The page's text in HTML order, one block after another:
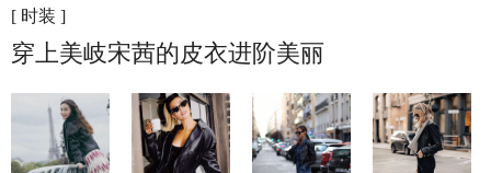
[ 时装 ]
穿上美岐宋茜的皮衣进阶美丽